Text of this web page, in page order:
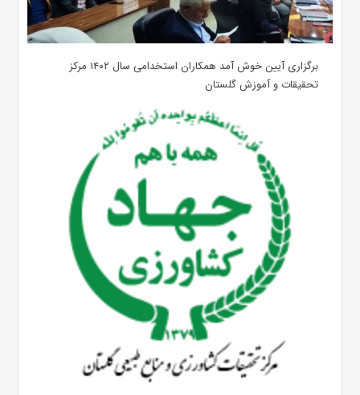
برگزاری آیین خوش آمد همکاران استخدامی سال ۱۴۰۲ مرکز
تحقیقات و آموزش گلستان